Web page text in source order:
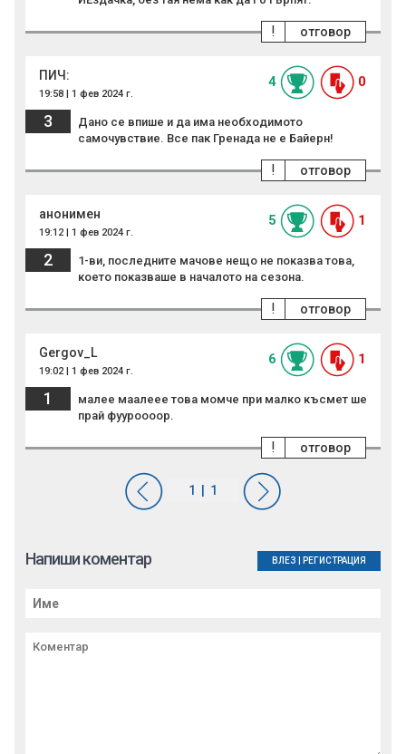
отговор
!
ПИЧ:
19:58 | 1 фев 2024 г.
4 0
3
Дано се впише и да има необходимото
самочувствие. Все пак Гренада не е Байерн!
отговор
!
анонимен
19:12 | 1 фев 2024 г.
5 1
2
1-ви, последните мачове нещо не показва това,
което показваше в началото на сезона.
отговор
!
Gergov_L
19:02 | 1 фев 2024 г.
6 1
1
малее маалеее това момче при малко късмет ше
прай фууроооор.
отговор
!
Напиши коментар ВЛЕЗ РЕГИСТРАЦИЯ